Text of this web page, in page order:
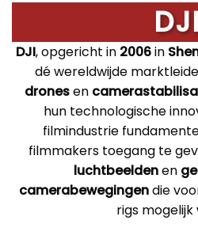
DJI, opgericht in 2006in
dé wereldwijde
dronesen
hun technologische
filmindustrie
filmmakers toegang te
luchtbeeldenen
camerabewegingendie
rigs mogelijk